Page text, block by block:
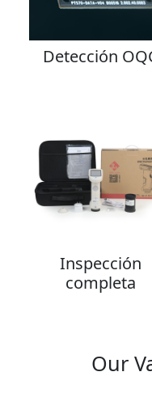
Detección
Inspección
completa
Our